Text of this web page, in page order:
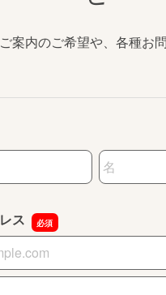
案内のご希望や、各種お
名前の名
ス
ス
スの確認用